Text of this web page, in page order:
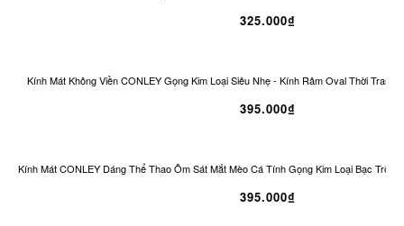
325.000₫
Kính Mát Không Viền CONLEY Gọng Kim Loại Siêu Nhẹ - Kính Râm Oval Thời Trang
395.000₫
Kính Mát CONLEY Dáng Thể Thao Ôm Sát Mắt Mèo Cá Tính Gọng Kim Loại Bạc
395.000₫